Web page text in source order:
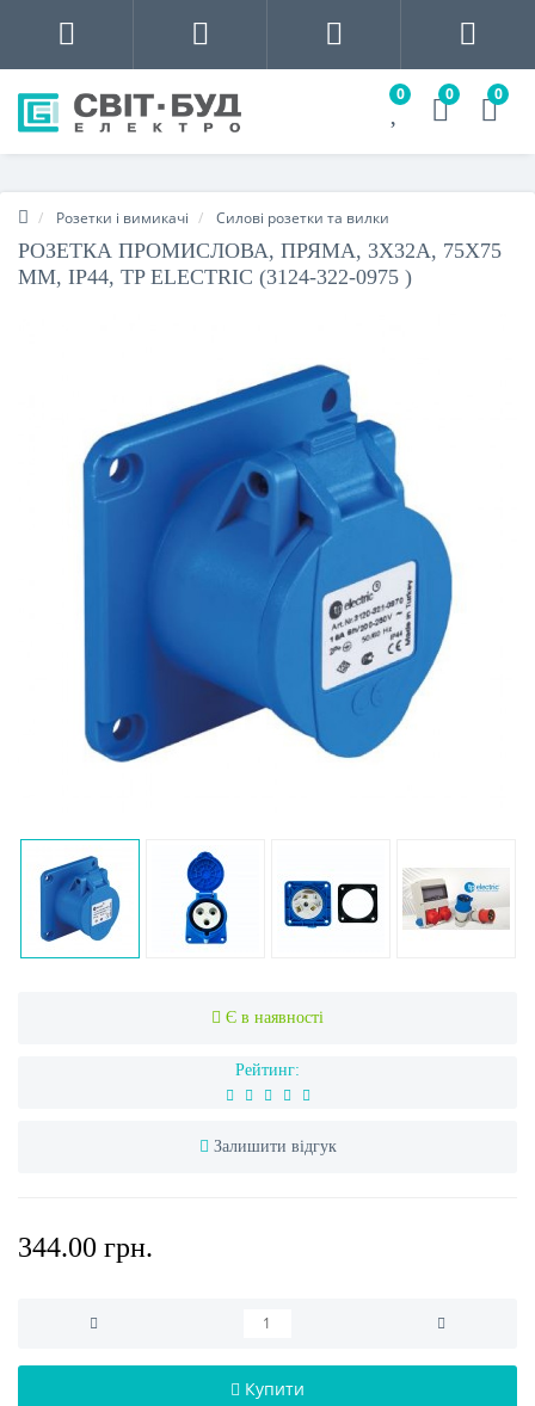
0 0 0
Розетки і вимикачі Силові розетки та вилки
РОЗЕТКА ПРОМИСЛОВА, ПРЯМА, 3X32A, 75X75
ММ, IP44, TP ELECTRIC (3124-322-0975 )
Є в наявності
Рейтинг:
Залишити відгук
344.00 грн.
Купити